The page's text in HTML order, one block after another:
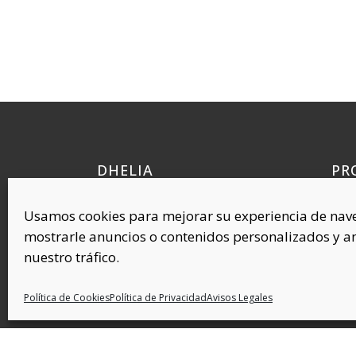
Usamos cookies para mejorar su experiencia de
mostrarle anuncios o contenidos personalizados y
nuestro tráfico.
Política de CookiesPolítica de PrivacidadAvisos Legales
DHELIA
Polígono Industrial Requena, 38
45214 Cedillo del Condado
Toledo (ESPAÑA)